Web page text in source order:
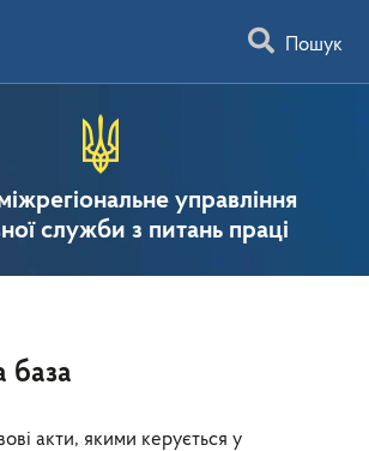
Пошук
управління
служби з питань праці
база
акти, якими керується у